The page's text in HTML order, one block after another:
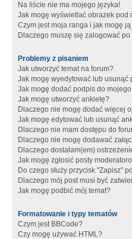
Na liście nie ma mojego języka!
Jak mogę wyświetlać obrazek pod
Czym jest moja ranga i jak mogę
Dlaczego muszę się zalogować
Problemy z pisaniem
Jak utworzyć temat na forum?
Jak mogę wyedytować lub usunąć
Jak mogę dodać podpis do
Jak mogę utworzyć ankietę?
Dlaczego nie mogę dodać więcej
Jak mogę edytować lub usunąć
Dlaczego nie mam dostępu do
Dlaczego nie mogę dodawać
Dlaczego dostałam(em)
Jak mogę zgłosić posty
Do czego służy przycisk "Zapisz"
Dlaczego mój post musi być
Jak mogę podbić mój temat?
Formatowanie i typy tematów
Czym jest BBCode?
Czy mogę używać HTML?